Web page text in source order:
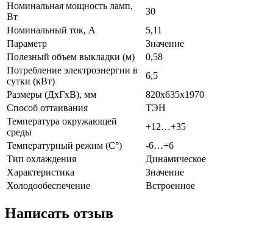
Номинальная мощность ламп,
Вт
30
Номинальный ток, A
5,11
Параметр
Значение
Полезный объем выкладки (м)
0,58
Потребление электроэнергии в
сутки (кВт)
6,5
Размеры (ДхГхВ), мм
820х635х1970
Способ оттаивания
ТЭН
Температура окружающей
среды
+12…+35
Температурный режим (C°)
-6…+6
Тип охлаждения
Динамическое
Характеристика
Значение
Холодообеспечение
Встроенное
Написать отзыв